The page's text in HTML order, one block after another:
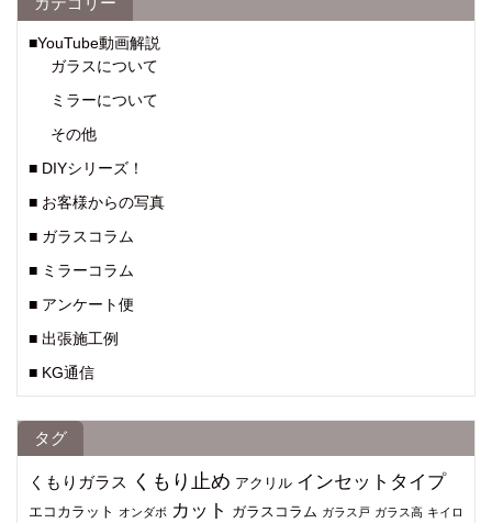
■YouTube動画解説
ガラスについて
ミラーについて
その他
■ DIYシリーズ！
■ お客様からの写真
■ ガラスコラム
■ ミラーコラム
■ アンケート便
■ 出張施工例
■ KG通信
タグ
くもりガラス くもり止め アクリル インセットタイプ
エコカラット オンダボ カット ガラスコラム ガラス戸 ガラス高 キイロ